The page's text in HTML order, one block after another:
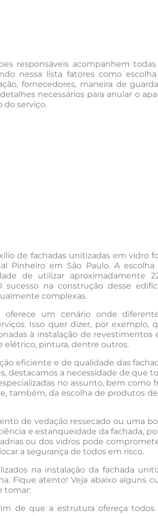
responsáveis acompanhem
nessa lista fatores como
fornecedores, maneira de
necessários para anular o
do serviço.
de fachadas unitizadas em vidro
Pinheiro em São Paulo. A
de utilizar aproximadamente
sucesso na construção desse
complexas.
oferece um cenário onde
Isso quer dizer, por exemplo,
à instalação de revestimentos
elétrico, pintura, dentre outros.
eficiente e de qualidade das
destacamos a necessidade de que
no assunto, bem como
também, da escolha de produtos
de vedação ressecado ou uma
e estanqueidade da fachada,
ou dos vidros pode
a segurança de todos em risco.
na instalação da fachada
Fique atento! Veja abaixo alguns
tomar:
de que a estrutura ofereça todos